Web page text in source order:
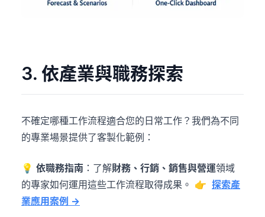
3. 依產業與職務探索
不確定哪種工作流程適合您的日常工作？我們為不同
的專業場景提供了客製化範例：
💡 依職務指南 ：了解財務、行銷、銷售與營運領域
的專家如何運用這些工作流程取得成果。 👉 探索產
業應用案例 →